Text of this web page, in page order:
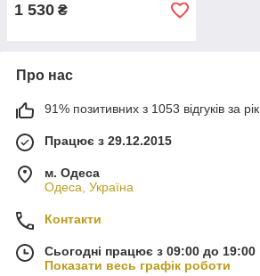
1 530 ₴
Про нас
91% позитивних з 1053 відгуків за рік
Працює з 29.12.2015
м. Одеса
Одеса, Україна
Контакти
Сьогодні працює з 09:00 до 19:00
Показати весь графік роботи